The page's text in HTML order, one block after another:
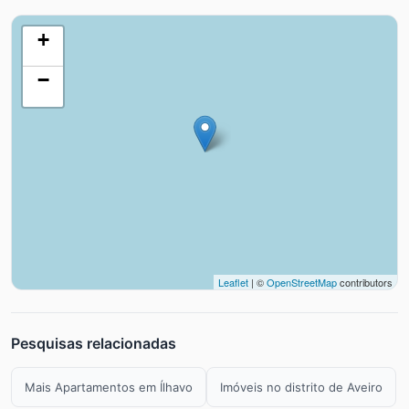
+
−
Leaflet | ©OpenStreetMapcontributors
Pesquisas relacionadas
Mais Apartamentos em Ílhavo Imóveis no distrito de Aveiro